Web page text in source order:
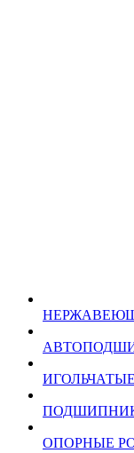
ОПОРНЫЕ